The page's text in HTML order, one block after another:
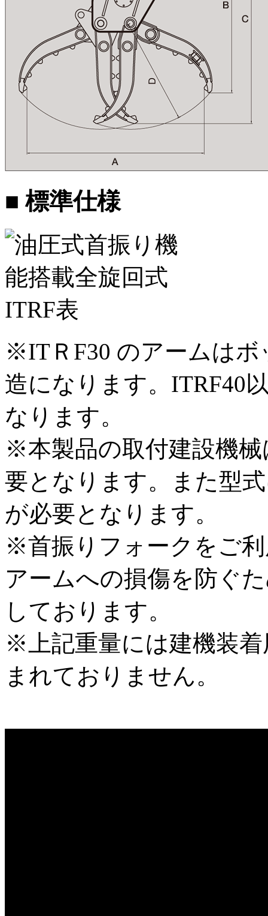
■ 標準仕様
※ITＲF30 のアームは
造になります。ITRF40
なります。
※本製品の取付建設機
要となります。また型
が必要となります。
※首振りフォークをご
アームへの損傷を防ぐ
しております。
※上記重量には建機装
まれておりません。